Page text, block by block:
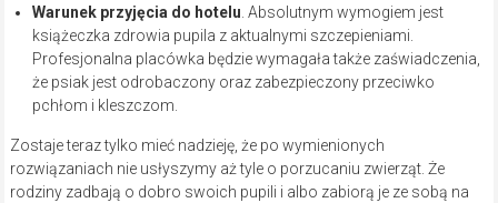
Warunek przyjęcia do hotelu . Absolutnym wymogiem jest
książeczka zdrowia pupila z aktualnymi szczepieniami.
Profesjonalna placówka będzie wymagała także zaświadczenia,
że psiak jest odrobaczony oraz zabezpieczony przeciwko
pchłom i kleszczom.
Zostaje teraz tylko mieć nadzieję, że po wymienionych
rozwiązaniach nie usłyszymy aż tyle o porzucaniu zwierząt. Że
rodziny zadbają o dobro swoich pupili i albo zabiorą je ze sobą na